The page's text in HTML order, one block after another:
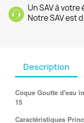
Un SAV à votre
Notre SAV est
Description
Coque Goutte d'eau
15
Caractéristiques